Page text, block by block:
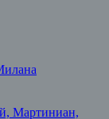
Мартиниан,